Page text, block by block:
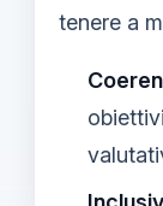
tenere a